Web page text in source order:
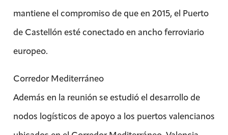
mantiene el compromiso de que en 2015, el Puerto
de Castellón esté conectado en ancho ferroviario
europeo.
Corredor Mediterráneo
Además en la reunión se estudió el desarrollo de
nodos logísticos de apoyo a los puertos valencianos